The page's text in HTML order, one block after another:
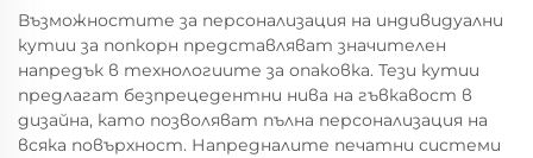
Възможностите за персонализация на индивидуални
кутии за попкорн представляват значителен
напредък в технологиите за опаковка. Тези кутии
предлагат безпрецедентни нива на гъвкавост в
дизайна, като позволяват пълна персонализация на
всяка повърхност. Напредналите печатни системи